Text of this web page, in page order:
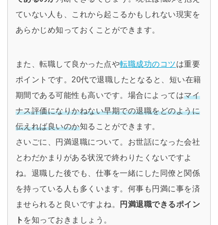
ていない人も、これから起こるかもしれない現実を
あらかじめ知っておくことができます。
また、転職して良かった点や転職成功のコツは重要
ポイントです。20代で退職したとなると、短い在籍
期間である可能性も高いです。場合によってはマイ
ナス評価になりかねない早期での退職をどのように
伝えれば良いのか知ることができます。
さいごに、円満退職について。お世話になった会社
とわだかまりがある状況で終わりたくないですよ
ね。退職した後でも、仕事を一緒にした同僚と関係
を持っている人も多くいます。何事も円満に事を済
ませられると良いですよね。
円満退職できるポイン
ト を知っておきましょう。